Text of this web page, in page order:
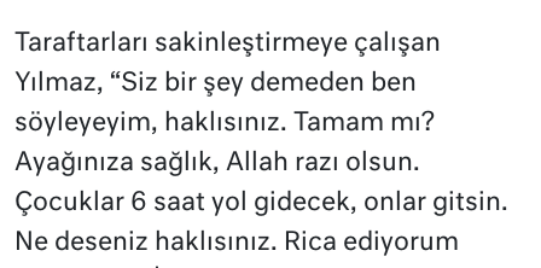
Taraftarları sakinleştirmeye çalışan
Yılmaz, “Siz bir şey demeden ben
söyleyeyim, haklısınız. Tamam mı?
Ayağınıza sağlık, Allah razı olsun.
Çocuklar 6 saat yol gidecek, onlar gitsin.
Ne deseniz haklısınız. Rica ediyorum